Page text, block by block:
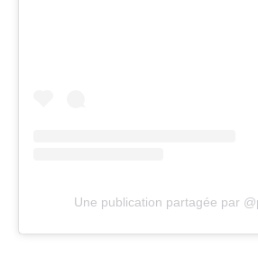
Une publication partagée par